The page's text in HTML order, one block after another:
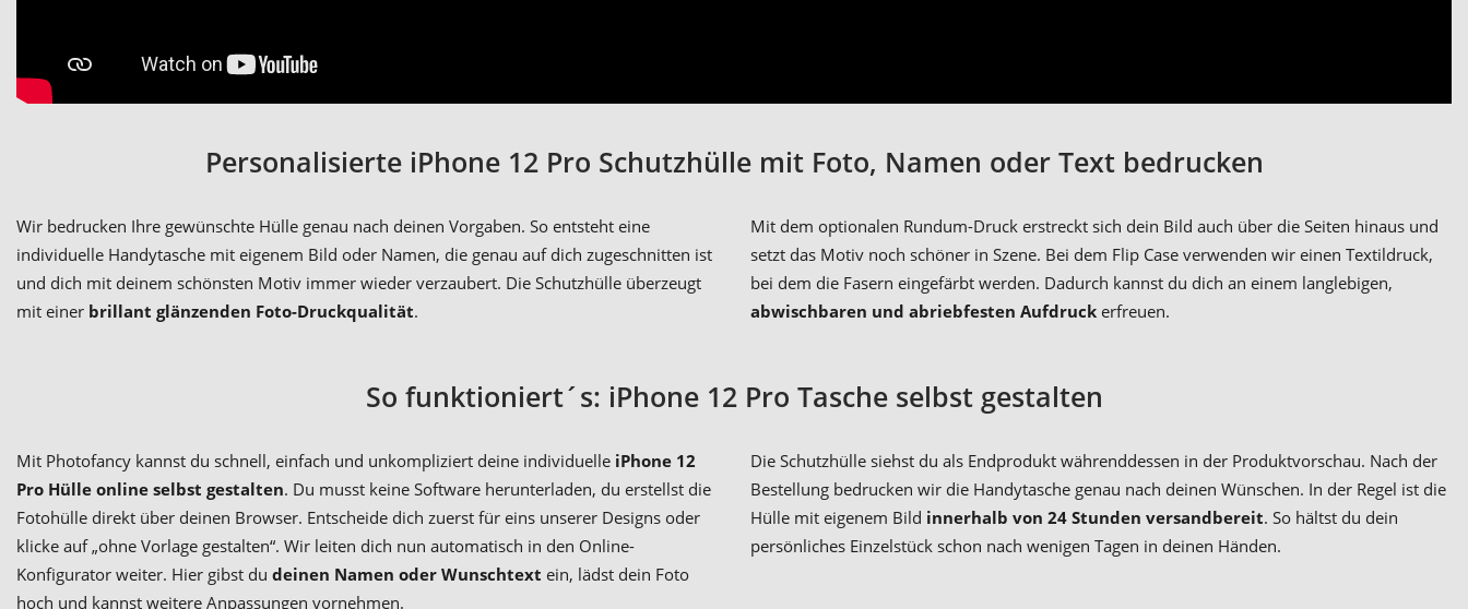
Personalisierte iPhone 12 Pro Schutzhülle mit Foto, Namen oder Text bedrucken
Wir bedrucken Ihre gewünschte Hülle genau nach deinen Vorgaben. So entsteht eine
individuelle Handytasche mit eigenem Bild oder Namen, die genau auf dich zugeschnitten ist
und dich mit deinem schönsten Motiv immer wieder verzaubert. Die Schutzhülle überzeugt
mit einer brillant glänzenden Foto-Druckqualität.
Mit dem optionalen Rundum-Druck erstreckt sich dein Bild auch über die Seiten hinaus und
setzt das Motiv noch schöner in Szene. Bei dem Flip Case verwenden wir einen Textildruck,
bei dem die Fasern eingefärbt werden. Dadurch kannst du dich an einem langlebigen,
abwischbaren und abriebfesten Aufdruck erfreuen.
So funktioniert´s: iPhone 12 Pro Tasche selbst gestalten
Mit Photofancy kannst du schnell, einfach und unkompliziert deine individuelle iPhone 12
Pro Hülle online selbst gestalten. Du musst keine Software herunterladen, du erstellst die
Fotohülle direkt über deinen Browser. Entscheide dich zuerst für eins unserer Designs oder
klicke auf „ohne Vorlage gestalten“. Wir leiten dich nun automatisch in den Online-
Konfigurator weiter. Hier gibst du deinen Namen oder Wunschtext ein, lädst dein Foto
hoch und kannst weitere Anpassungen vornehmen.
Die Schutzhülle siehst du als Endprodukt währenddessen in der Produktvorschau. Nach der
Bestellung bedrucken wir die Handytasche genau nach deinen Wünschen. In der Regel ist die
Hülle mit eigenem Bild innerhalb von 24 Stunden versandbereit. So hältst du dein
persönliches Einzelstück schon nach wenigen Tagen in deinen Händen.